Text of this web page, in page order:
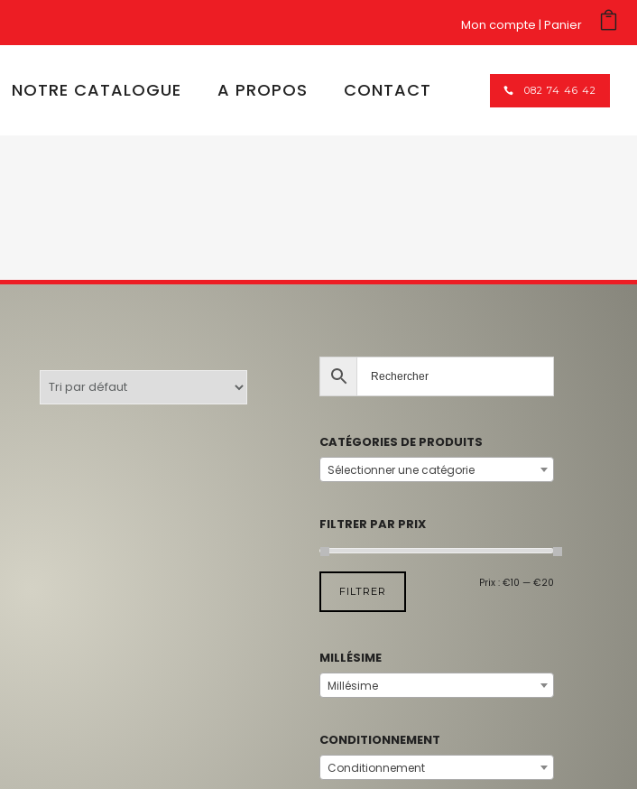
Mon compte Panier
082 74 46 42
NOTRE CATALOGUE A PROPOS CONTACT
CATÉGORIES DE PRODUITS
Sélectionner une catégorie
FILTRER PAR PRIX
FILTRER
Prix : €10 — €20
MILLÉSIME
Millésime
CONDITIONNEMENT
Conditionnement